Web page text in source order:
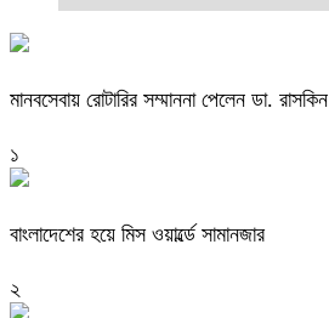
মানবসেবায় রোটারির সম্মাননা পেলেন ডা. রাসকিন
১
বাংলাদেশের হয়ে মিস ওয়ার্ল্ডে সামানজার
২